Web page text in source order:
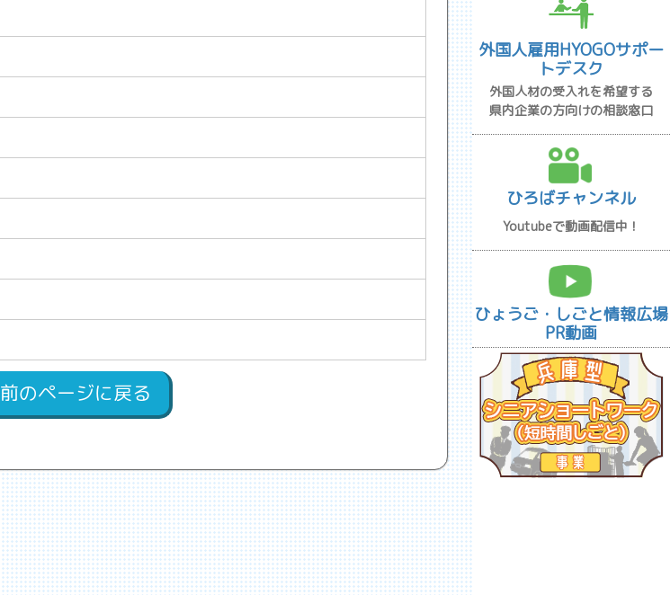
前のページに戻る
外国人雇用HYOGOサポー
トデスク
外国人材の受入れを希望する
県内企業の方向けの相談窓口
ひろばチャンネル
Youtubeで動画配信中！
ひょうご・しごと情報広場
PR動画